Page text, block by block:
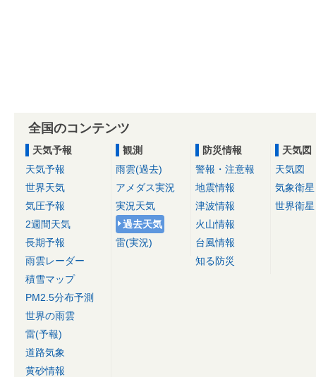
全国のコンテンツ
天気予報
天気予報
世界天気
気圧予報
2週間天気
長期予報
雨雲レーダー
積雪マップ
PM2.5分布予測
世界の雨雲
雷(予報)
道路気象
黄砂情報
観測
雨雲(過去)
アメダス実況
実況天気
過去天気
雷(実況)
防災情報
警報・注意報
地震情報
津波情報
火山情報
台風情報
知る防災
天気図
天気図
気象衛星
世界衛星